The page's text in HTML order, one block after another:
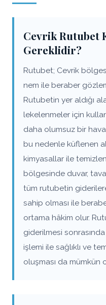
Cevrik Rutubet
Gereklidir?
Rutubet; Cevrik
nem ile beraber
Rutubetin yer aldığı
lekelenmeler için
daha olumsuz bir
bu nedenle küflenen
kimyasallar ile
bölgesinde duvar,
tüm rutubetin
sahip olması ile
ortama hâkim olur.
giderilmesi
işlemi ile sağlıklı ve
oluşması da mümkün